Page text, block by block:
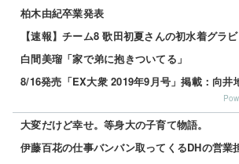
柏木由紀卒業発表
白間美瑠「家で弟に抱きついてる」
大変だけど幸せ。等身大の子育て物語。